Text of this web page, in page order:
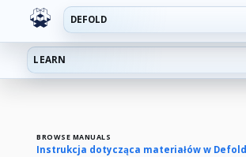
DEFOLD
LEARN
BROWSE MANUALS
Instrukcja dotycząca materiałów w Defold